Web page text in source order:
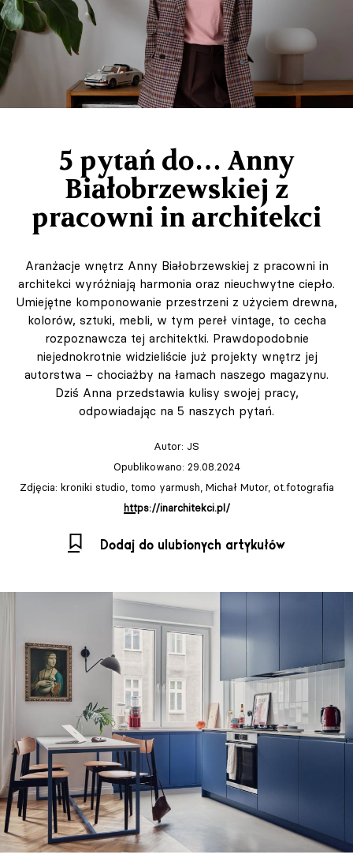
5 pytań do… Anny
Białobrzewskiej z
pracowni in architekci
Aranżacje wnętrz Anny Białobrzewskiej z pracowni in
architekci wyróżniają harmonia oraz nieuchwytne ciepło.
Umiejętne komponowanie przestrzeni z użyciem drewna,
kolorów, sztuki, mebli, w tym pereł vintage, to cecha
rozpoznawcza tej architektki. Prawdopodobnie
niejednokrotnie widzieliście już projekty wnętrz jej
autorstwa – chociażby na łamach naszego magazynu.
Dziś Anna przedstawia kulisy swojej pracy,
odpowiadając na 5 naszych pytań.
Autor: JS
Opublikowano: 29.08.2024
Zdjęcia: kroniki studio, tomo yarmush, Michał Mutor, ot.fotografia
https://inarchitekci.pl/
Dodaj do ulubionych artykułów